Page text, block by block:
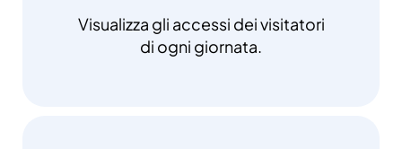
Visualizza gli accessi dei visitatori
di ogni giornata.